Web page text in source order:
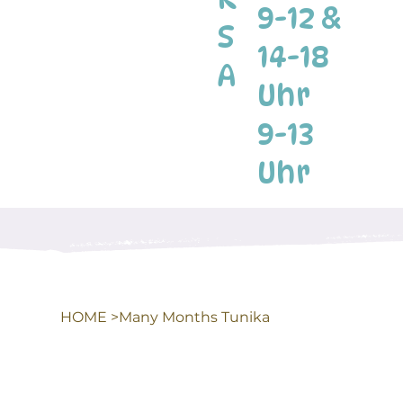
S
A
9-12 &
14-18
Uhr
9-13
Uhr
HOME >Many Months Tunika